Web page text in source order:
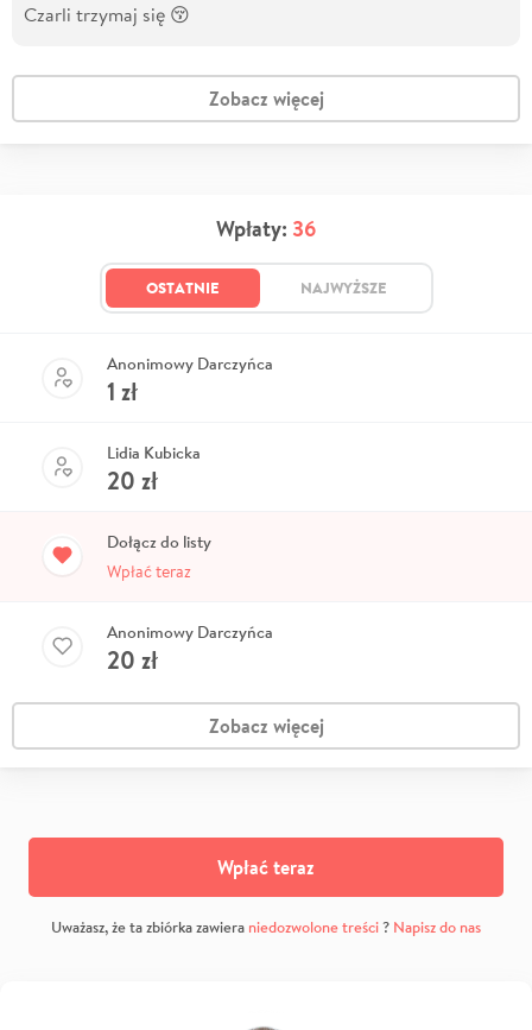
Czarli trzymaj się 😚
Zobacz więcej
Wpłaty: 36
OSTATNIE NAJWYŻSZE
Anonimowy Darczyńca
1 zł
Lidia Kubicka
20 zł
Dołącz do listy
Wpłać teraz
Anonimowy Darczyńca
20 zł
Zobacz więcej
Wpłać teraz
Uważasz, że ta zbiórka zawiera niedozwolone treści? Napisz do nas